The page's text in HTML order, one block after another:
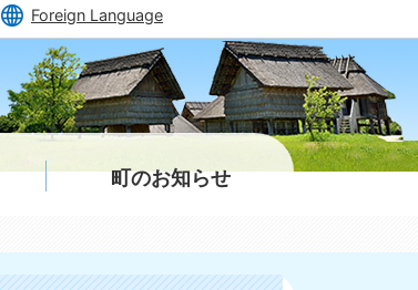
Foreign Language
町のお知らせ